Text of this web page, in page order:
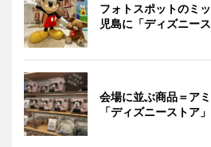
フォトスポットのミ
児島に「ディズニース
会場に並ぶ商品＝ア
「ディズニーストア」